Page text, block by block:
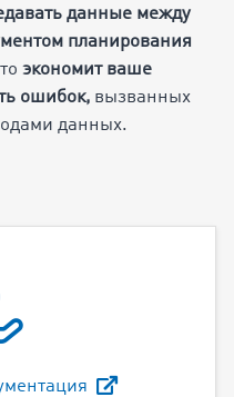
данные между
планирования
экономит ваше
ошибок, вызванных
данных.